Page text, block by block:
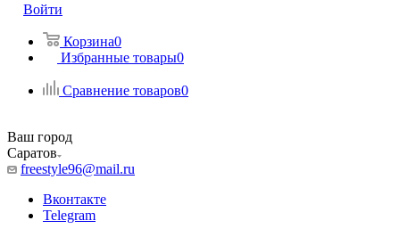
Войти
Корзина0
Избранные товары0
Сравнение товаров0
Ваш город
Саратов
freestyle96@mail.ru
Вконтакте
Telegram